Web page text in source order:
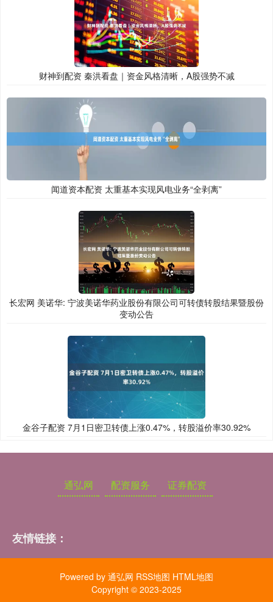
财神到配资 秦洪看盘｜资金风格清晰，A股强势不减
闻道资本配资 太重基本实现风电业务“全剥离”
长宏网 美诺华: 宁波美诺华药业股份有限公司可转债转股结果暨股份
变动公告
金谷子配资 7月1日密卫转债上涨0.47%，转股溢价率30.92%
通弘网 配资服务 证券配资
友情链接：
Powered by 通弘网 RSS地图 HTML地图
Copyright © 2023-2025